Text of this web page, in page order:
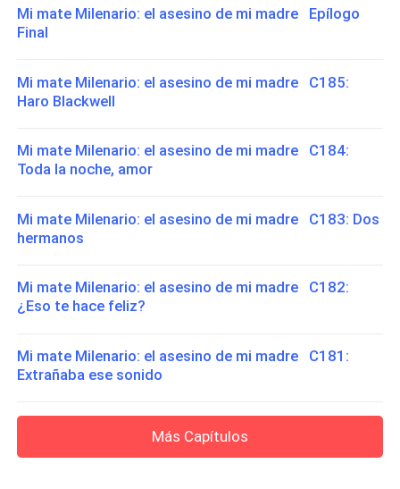
Mi mate Milenario: el asesino de mi madre Epílogo
Final
Mi mate Milenario: el asesino de mi madre C185:
Haro Blackwell
Mi mate Milenario: el asesino de mi madre C184:
Toda la noche, amor
Mi mate Milenario: el asesino de mi madre C183: Dos
hermanos
Mi mate Milenario: el asesino de mi madre C182:
¿Eso te hace feliz?
Mi mate Milenario: el asesino de mi madre C181:
Extrañaba ese sonido
Más Capítulos